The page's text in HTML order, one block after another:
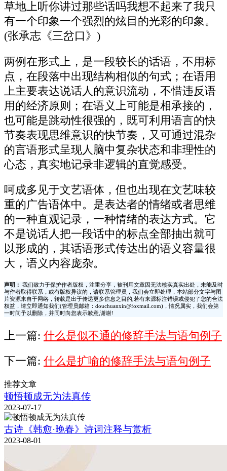
草地上听你讲过那些话吗我想不起来了我只
有一个印象一个强烈的炫目的光彩的印象。
(张承志《三岔口》)
两例在形式上，是一段较长的话语，不用标
点，在段落中出现结构相似的句式；在语用
上主要表达说话人的意识流动，不惜违反语
用的经济原则；在语义上可能是相承接的，
也可能是跳动性很强的，既可利用语言的快
节奏表现思维意识的快节奏，又可通过混杂
的言语形式呈现人脑中复杂状态和非理性的
心态，真实地记录非逻辑的直觉感受。
呵成多见于文艺语体，但也出现在文艺味较
重的广告语体中。是表达者的情绪或者思维
的一种直观记录，一种情绪的表达方式。它
不是说话人把一段话中的标点全部抽出就可
以形成的，其话语形式传达出的语义容量很
大，语义内容庞杂。
声明：
我们致力于保护作者版权，注重分享，被刊用文章因无法核实真实出处，未能及时
与作者取得联系，或有版权异议的，请联系管理员，我们会立即处理，本站部分文字与图
片资源来自于网络，转载是出于传递更多信息之目的,若有来源标注错误或侵犯了您的合法
权益，请立即通知我们(管理员邮箱：douchuanxin@foxmail.com)，情况属实，我们会第
一时间予以删除，并同时向您表示歉意,谢谢!
上一篇: 什么是似不通的修辞手法与语句例子
下一篇: 什么是扩喻的修辞手法与语句例子
推荐文章
顿悟顿成无为法真传
2023-07-17
古诗《韩愈·晚春》诗词注释与赏析
2023-08-01